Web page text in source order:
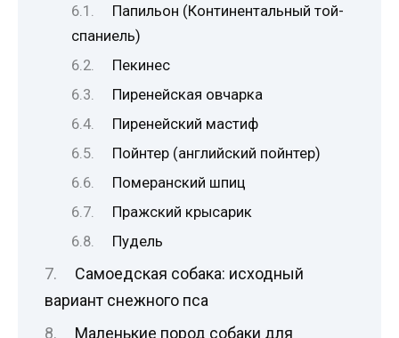
Папильон (Континентальный той-
спаниель)
Пекинес
Пиренейская овчарка
Пиренейский мастиф
Пойнтер (английский пойнтер)
Померанский шпиц
Пражский крысарик
Пудель
Самоедская собака: исходный
вариант снежного пса
Маленькие пород собаки для